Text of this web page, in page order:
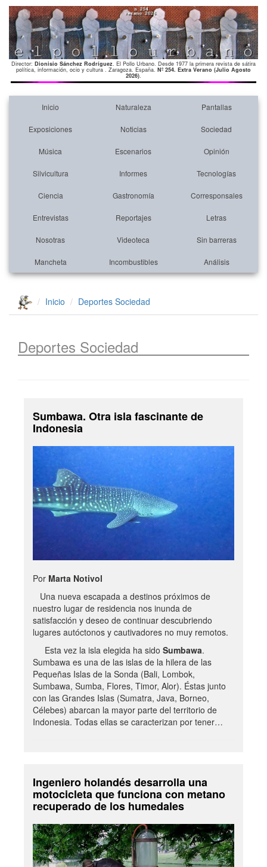
Director: Dionisio Sánchez Rodríguez. El Pollo Urbano. Desde 1977 la primera revista de sátira
política, información, ocio y cultura . Zaragoza. España. Nº 254. Extra Verano (Julio Agosto
2026).
Inicio Naturaleza Pantallas
Exposiciones Noticias Sociedad
Música Escenarios Opinión
Silvicultura Informes Tecnologías
Ciencia Gastronomía Corresponsales
Entrevistas Reportajes Letras
Nosotras Videoteca Sin barreras
Mancheta Incombustibles Análisis
Inicio Deportes Sociedad
Deportes Sociedad
Sumbawa. Otra isla fascinante de
Indonesia
Por Marta Notivol
Una nueva escapada a destinos próximos de
nuestro lugar de residencia nos inunda de
satisfacción y deseo de continuar descubriendo
lugares autóctonos y cautivadores no muy remotos.
Esta vez la isla elegida ha sido Sumbawa.
Sumbawa es una de las islas de la hilera de las
Pequeñas Islas de la Sonda (Bali, Lombok,
Sumbawa, Sumba, Flores, Timor, Alor). Éstas junto
con las Grandes Islas (Sumatra, Java, Borneo,
Célebes) abarcan la mayor parte del territorio de
Indonesia. Todas ellas se caracterizan por tener…
Ingeniero holandés desarrolla una
motocicleta que funciona con metano
recuperado de los humedales